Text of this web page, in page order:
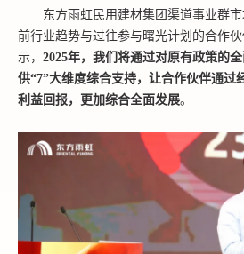
东方雨虹民用建材集团渠道事业群
前行业趋势与过往参与曙光计划的合作
示， 2025年，我们将通过对原有政策的
供“7”大维度综合支持，让合作伙伴通过
利益回报，更加综合全面发展。